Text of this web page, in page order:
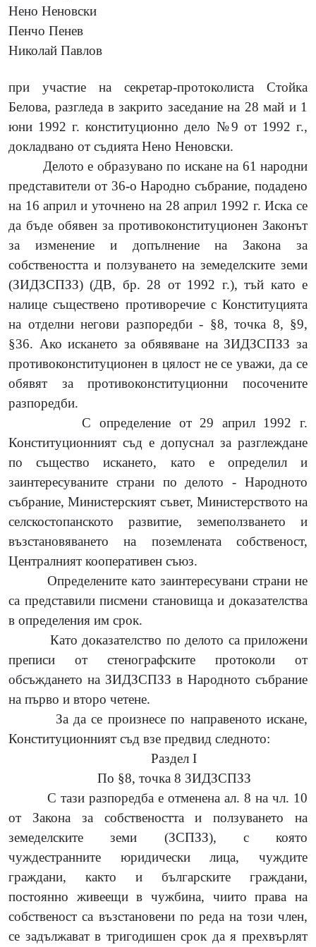
Нено Неновски
Пенчо Пенев
Николай Павлов
при участие на секретар-протоколиста Стойка
Белова, разгледа в закрито заседание на 28 май и 1
юни 1992 г. конституционно дело №9 от 1992 г.,
докладвано от съдията Нено Неновски.
Делото е образувано по искане на 61 народни
представители от 36-о Народно събрание, подадено
на 16 април и уточнено на 28 април 1992 г. Иска се
да бъде обявен за противоконституционен Законът
за изменение и допълнение на Закона за
собствеността и ползуването на земеделските земи
(ЗИДЗСПЗЗ) (ДВ, бр. 28 от 1992 г.), тъй като е
налице съществено противоречие с Конституцията
на отделни негови разпоредби - §8, точка 8, §9,
§36. Ако искането за обявяване на ЗИДЗСПЗЗ за
противоконституционен в цялост не се уважи, да се
обявят за противоконституционни посочените
разпоредби.
С определение от 29 април 1992 г.
Конституционният съд е допуснал за разглеждане
по същество искането, като е определил и
заинтересуваните страни по делото - Народното
събрание, Министерският съвет, Министерството на
селскостопанското развитие, земеползването и
възстановяването на поземлената собственост,
Централният кооперативен съюз.
Определените като заинтересувани страни не
са представили писмени становища и доказателства
в определения им срок.
Като доказателство по делото са приложени
преписи от стенографските протоколи от
обсъждането на ЗИДЗСПЗЗ в Народното събрание
на първо и второ четене.
За да се произнесе по направеното искане,
Конституционният съд взе предвид следното:
Раздел I
По §8, точка 8 ЗИДЗСПЗЗ
С тази разпоредба е отменена ал. 8 на чл. 10
от Закона за собствеността и ползуването на
земеделските земи (ЗСПЗЗ), с която
чуждестранните юридически лица, чуждите
граждани, както и българските граждани,
постоянно живеещи в чужбина, чиито права на
собственост са възстановени по реда на този член,
се задължават в тригодишен срок да я прехвърлят